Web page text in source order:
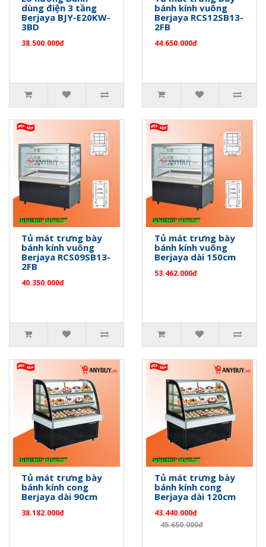
dùng điện 3 tầng
Berjaya BJY-E20KW-
3BD
38.500.000đ
bánh kính vuông
Berjaya RCS12SB13-
2FB
44.650.000đ
Tủ mát trưng bày
bánh kính vuông
Berjaya RCS09SB13-
2FB
40.350.000đ
Tủ mát trưng bày
bánh kính vuông
Berjaya dài 150cm
53.462.000đ
Tủ mát trưng bày
bánh kính cong
Berjaya dài 90cm
38.182.000đ
Tủ mát trưng bày
bánh kính cong
Berjaya dài 120cm
43.440.000đ
45.650.000đ